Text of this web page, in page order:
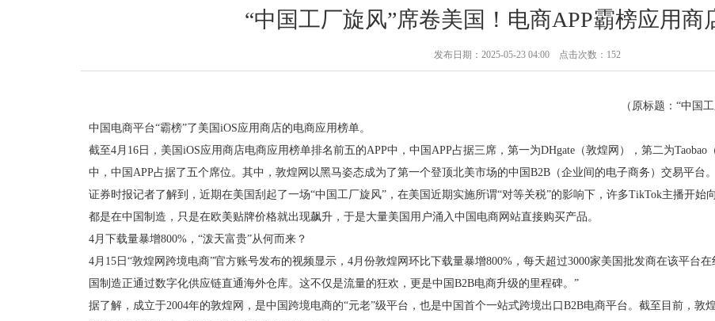
“中国工厂旋风”席卷美国！电商APP霸榜应用商
发布日期：2025-05-23 04:00 点击次数：152
（原标题：“中国
中国电商平台“霸榜”了美国iOS应用商店的电商应用榜单。
截至4月16日，美国iOS应用商店电商应用榜单排名前五的APP中，中国APP占据三席，第一为DHgate（敦煌网），第二为
中，中国APP占据了五个席位。其中，敦煌网以黑马姿态成为了第一个登顶北美市场的中国B2B（企业间的电子商务）交易平台。
证券时报记者了解到，近期在美国刮起了一场“中国工厂旋风”，在美国近期实施所谓“对等关税”的影响下，许多TikTok主播开
都是在中国制造，只是在欧美贴牌价格就出现飙升，于是大量美国用户涌入中国电商网站直接购买产品。
4月下载量暴增800%，“泼天富贵”从何而来？
4月15日“敦煌网跨境电商”官方账号发布的视频显示，4月份敦煌网环比下载量暴增800%，每天超过3000家美国批发商在该平台
国制造正通过数字化供应链直通海外仓库。这不仅是流量的狂欢，更是中国B2B电商升级的里程碑。”
据了解，成立于2004年的敦煌网，是中国跨境电商的“元老”级平台，也是中国首个一站式跨境出口B2B电商平台。截至目前，敦